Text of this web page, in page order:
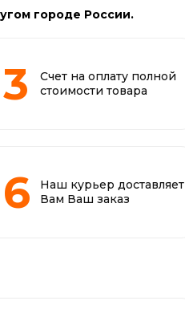
городе России.
Счет на оплату полной
стоимости товара
Наш курьер доставляет
Вам Ваш заказ